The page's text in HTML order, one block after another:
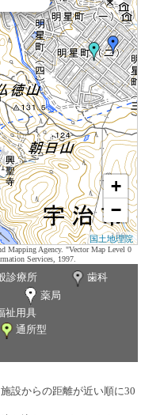
+
−
国土地理院
Mapping Agency. "Vector Map Level 0
Services, 1997.
診療所
歯科
薬局
祉用具
通所型
設からの距離が近い順に30